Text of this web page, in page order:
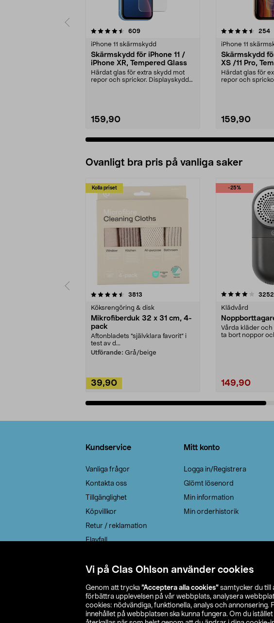
Vi på Clas Ohlson använder cookies
Genom att trycka ”Acceptera alla cookies” samtycker du till
förbättra upplevelsen på vår webbplats, analysera
cookies: nödvändiga, funktionella, analys och
innehållet på webbplatsen ska kunna fungera. Om du
609recensioner
iPhone 11 skärmskydd
Skärmskydd för iPhone 11 /
iPhone XR, Tempered Glass
Härdat glas för extra skydd mot
repor och sprickor. Displayskyddet
159,90
4.5 av 5 stjärnor 254
iPhone 11
Skärmskydd
XS /11 Pro,
Härdat glas för
repor och
159,90
3.0 av
Ovanligt bra pris på vanliga saker
Kolla priset
3813
Köksrengöring & disk
Mikrofiberduk 32 x 31 cm, 4-
pack
Aftonbladets "självklara favorit” i
test av d...
Utförande: Grå/beige
39,90
-25%
4.0av 5 stjärnor 3252
Klädvård
Vårda kläder
ta bort noppor
149,90
4.5av
Kundservice
Vanliga frågor
Kontakta oss
Tillgänglighet
Köpvillkor
Retur / reklamation
Elavfall
Leveransalternativ
Mitt konto
Logga in/Registrera
Glömt lösenord
Min information
Min orderhistorik